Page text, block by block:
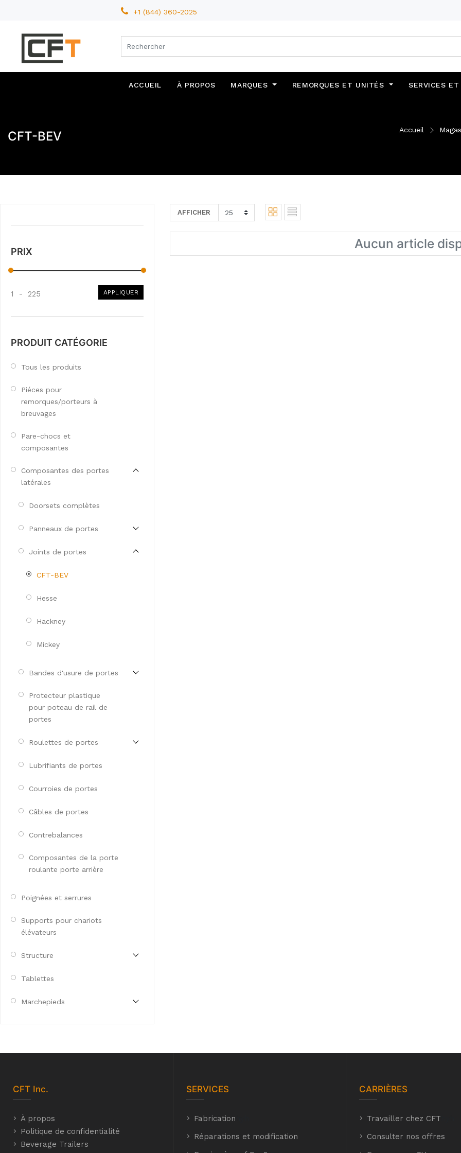
+1 (844) 360-2025
ACCUEIL À PROPOS MARQUES REMORQUES ET UNITÉS SERVICES ET
CFT-BEV Accueil
PRIX
1 - 225 APPLIQUER
PRODUIT CATÉGORIE
Tous les produits
Piéces pour
remorques/porteurs à
breuvages
Pare-chocs et
composantes
Composantes des portes
latérales
Doorsets complètes
Panneaux de portes
Joints de portes
CFT-BEV
Hesse
Hackney
Mickey
Bandes d'usure de portes
Protecteur plastique
pour poteau de rail de
portes
Roulettes de portes
Lubrifiants de portes
Courroies de portes
Câbles de portes
Contrebalances
Composantes de la porte
roulante porte arrière
Poignées et serrures
Supports pour chariots
élévateurs
Structure
Tablettes
Marchepieds
AFFICHER
Aucun article
CFT Inc.
À propos
Politique de confidentialité
Beverage Trailers
SERVICES
Fabrication
Réparations et modification
CARRIÈRES
Travailler chez CFT
Consulter nos offres